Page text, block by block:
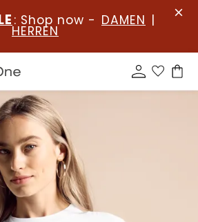
: Shop now - DAMEN |
HERREN